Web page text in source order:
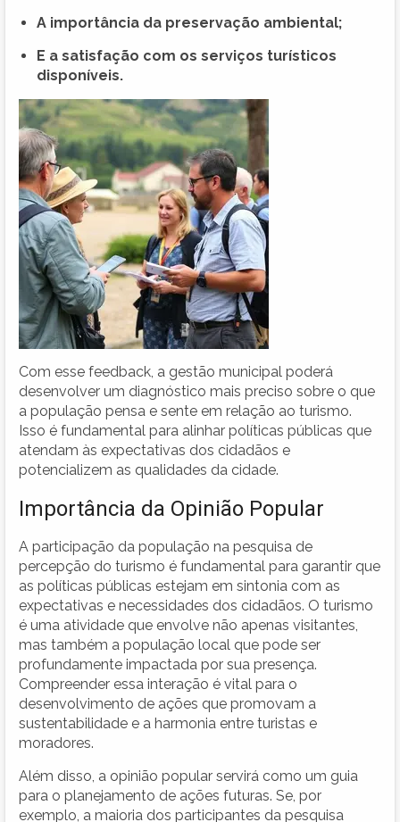
A importância da preservação ambiental;
E a satisfação com os serviços turísticos
disponíveis.
Com esse feedback, a gestão municipal poderá
desenvolver um diagnóstico mais preciso sobre o que
a população pensa e sente em relação ao turismo.
Isso é fundamental para alinhar políticas públicas que
atendam às expectativas dos cidadãos e
potencializem as qualidades da cidade.
Importância da Opinião Popular
A participação da população na pesquisa de
percepção do turismo é fundamental para garantir que
as políticas públicas estejam em sintonia com as
expectativas e necessidades dos cidadãos. O turismo
é uma atividade que envolve não apenas visitantes,
mas também a população local que pode ser
profundamente impactada por sua presença.
Compreender essa interação é vital para o
desenvolvimento de ações que promovam a
sustentabilidade e a harmonia entre turistas e
moradores.
Além disso, a opinião popular servirá como um guia
para o planejamento de ações futuras. Se, por
exemplo, a maioria dos participantes da pesquisa